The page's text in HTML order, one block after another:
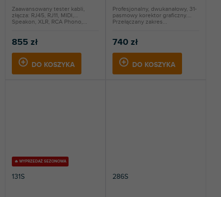
855 zł
DO KOSZYKA
Zaawansowany tester kabli,
złącza: RJ45, RJ11, MIDI,
Speakon, XLR, RCA Phono,...
740 zł
DO KOSZYKA
Profesjonalny, dwukanałowy, 31-
pasmowy korektor graficzny.
Przełączany zakres...
🔥 WYPRZEDAŻ SEZONOWA
131S 286S